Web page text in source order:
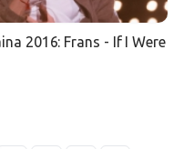
2016: Frans - If I Were